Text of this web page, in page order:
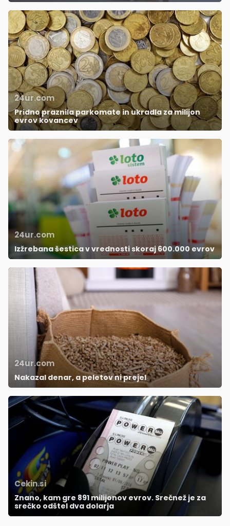
24ur.com
Pridno praznila parkomate in ukradla za milijon
evrov kovancev
24ur.com
Izžrebana šestica v vrednosti skoraj 600.000 evrov
24ur.com
Nakazal denar, a peletov ni prejel
Cekin.si
Znano, kam gre 891 milijonov evrov. Srečnež je za
srečko odštel dva dolarja